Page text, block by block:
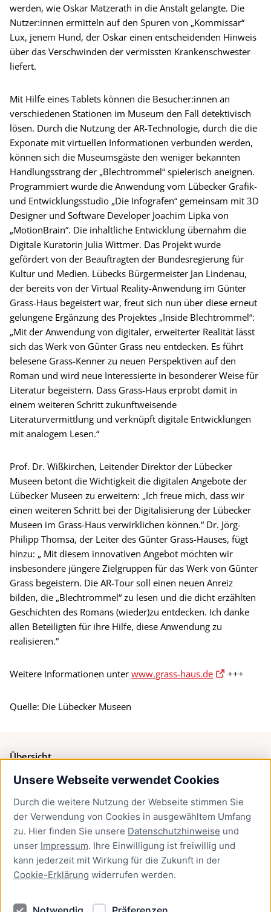
Unsere Webseite verwendet Cookies
Durch die weitere Nutzung der Webseite stimmen Sie
der Verwendung von Cookies in ausgewähltem Umfang
zu. Hier finden Sie unsere Datenschutzhinweise und
unser Impressum. Ihre Einwilligung ist freiwillig und
kann jederzeit mit Wirkung für die Zukunft in der
Cookie-Erklärung widerrufen werden.
werden, wie Oskar Matzerath in die Anstalt gelangte. Die
Nutzer:innen ermitteln auf den Spuren von „Kommissar“
Lux, jenem Hund, der Oskar einen entscheidenden Hinweis
über das Verschwinden der vermissten Krankenschwester
liefert.
Mit Hilfe eines Tablets können die Besucher:innen an
verschiedenen Stationen im Museum den Fall detektivisch
lösen. Durch die Nutzung der AR-Technologie, durch die die
Exponate mit virtuellen Informationen verbunden werden,
können sich die Museumsgäste den weniger bekannten
Handlungsstrang der „Blechtrommel“ spielerisch aneignen.
Programmiert wurde die Anwendung vom Lübecker Grafik-
und Entwicklungsstudio „Die Infografen“ gemeinsam mit 3D
Designer und Software Developer Joachim Lipka von
„MotionBrain“. Die inhaltliche Entwicklung übernahm die
Digitale Kuratorin Julia Wittmer. Das Projekt wurde
gefördert von der Beauftragten der Bundesregierung für
Kultur und Medien. Lübecks Bürgermeister Jan Lindenau,
der bereits von der Virtual Reality-Anwendung im Günter
Grass-Haus begeistert war, freut sich nun über diese erneut
gelungene Ergänzung des Projektes „Inside Blechtrommel“:
„Mit der Anwendung von digitaler, erweiterter Realität lässt
sich das Werk von Günter Grass neu entdecken. Es führt
belesene Grass-Kenner zu neuen Perspektiven auf den
Roman und wird neue Interessierte in besonderer Weise für
Literatur begeistern. Dass Grass-Haus erprobt damit in
einem weiteren Schritt zukunftweisende
Literaturvermittlung und verknüpft digitale Entwicklungen
mit analogem Lesen.“
Prof. Dr. Wißkirchen, Leitender Direktor der Lübecker
Museen betont die Wichtigkeit die digitalen Angebote der
Lübecker Museen zu erweitern: „Ich freue mich, dass wir
einen weiteren Schritt bei der Digitalisierung der Lübecker
Museen im Grass-Haus verwirklichen können.“ Dr. Jörg-
Philipp Thomsa, der Leiter des Günter Grass-Hauses, fügt
hinzu: „ Mit diesem innovativen Angebot möchten wir
insbesondere jüngere Zielgruppen für das Werk von Günter
Grass begeistern. Die AR-Tour soll einen neuen Anreiz
bilden, die „Blechtrommel“ zu lesen und die dicht erzählten
Geschichten des Romans (wieder)zu entdecken. Ich danke
allen Beteiligten für ihre Hilfe, diese Anwendung zu
realisieren.“
Weitere Informationen unter www.grass-haus.de +++
Quelle: Die Lübecker Museen
Übersicht
Bürgerservice
Presse
Newsletter Lübeck:kompakt
Kontakt
Kontakt